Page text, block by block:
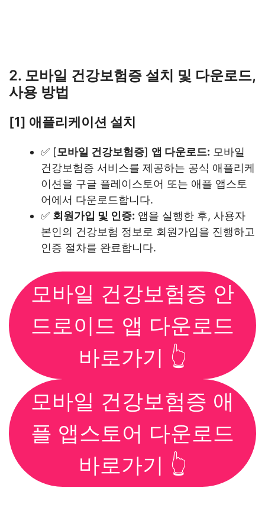
2. 모바일 건강보험증 설치 및 다운로드,
사용 방법
[1] 애플리케이션 설치
✅ [모바일 건강보험증] 앱 다운로드: 모바일
건강보험증 서비스를 제공하는 공식 애플리케
이션을 구글 플레이스토어 또는 애플 앱스토
어에서 다운로드합니다.
✅ 회원가입 및 인증: 앱을 실행한 후, 사용자
본인의 건강보험 정보로 회원가입을 진행하고
인증 절차를 완료합니다.
모바일 건강보험증 안
드로이드 앱 다운로드
바로가기 👆
모바일 건강보험증 애
플 앱스토어 다운로드
바로가기 👆